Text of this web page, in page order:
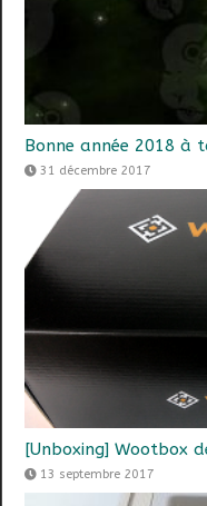
Bonne année 2018 à
31 décembre 2017
[Unboxing] Wootbox
13 septembre 2017